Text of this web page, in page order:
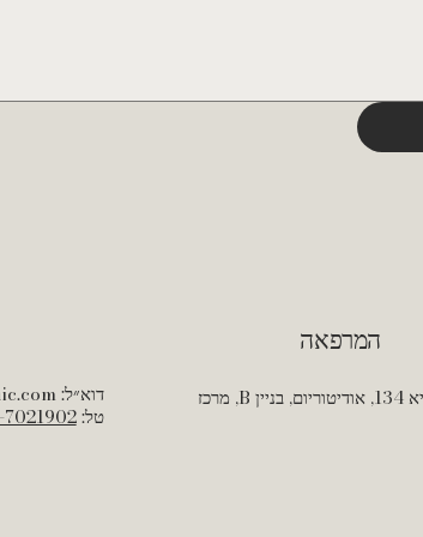
דוא״ל:
טל:
המרפאה
שדרות הנשיא 134, אודיטוריום, בניין B, מרכז